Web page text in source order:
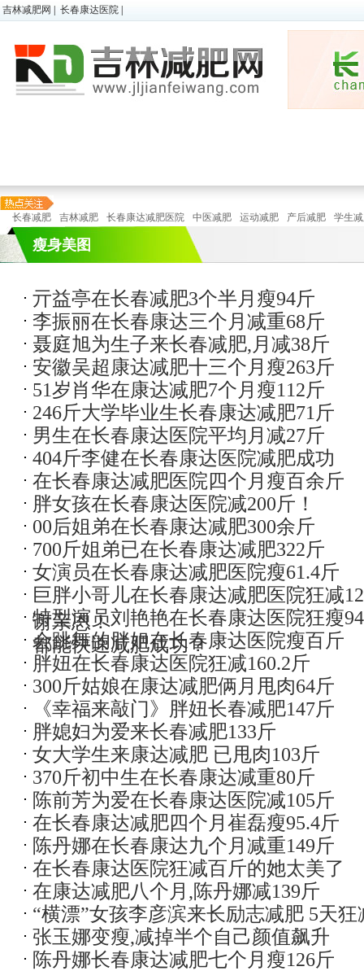
吉林减肥网 长春康达医院
特色减 运动
减肥
热点关注
长春减肥 吉林减肥 长春康达减肥医院 中医减肥 运动减肥 产后减肥 学生
瘦身美图
亓益亭在长春减肥3个半月瘦94斤
李振丽在长春康达三个月减重68斤
聂庭旭为生子来长春减肥,月减38斤
安徽吴超康达减肥十三个月瘦263斤
51岁肖华在康达减肥7个月瘦112斤
246斤大学毕业生长春康达减肥71斤
男生在长春康达医院平均月减27斤
404斤李健在长春康达医院减肥成功
在长春康达减肥医院四个月瘦百余斤
胖女孩在长春康达医院减200斤！
00后姐弟在长春康达减肥300余斤
700斤姐弟已在长春康达减肥322斤
女演员在长春康达减肥医院瘦61.4斤
巨胖小哥儿在长春康达减肥医院狂减
谢亲恩！
特型演员刘艳艳在长春康达医院狂瘦
都能快速减肥成功？
会跳舞的胖姐在长春康达医院瘦百斤
胖妞在长春康达医院狂减160.2斤
300斤姑娘在康达减肥俩月甩肉64斤
《幸福来敲门》胖妞长春减肥147斤
胖媳妇为爱来长春减肥133斤
女大学生来康达减肥 已甩肉103斤
370斤初中生在长春康达减重80斤
陈前芳为爱在长春康达医院减105斤
在长春康达减肥四个月崔磊瘦95.4斤
陈丹娜在长春康达九个月减重149斤
在长春康达医院狂减百斤的她太美了
在康达减肥八个月,陈丹娜减139斤
“横漂”女孩李彦滨来长励志减肥 5天狂
张玉娜变瘦,减掉半个自己颜值飙升
陈丹娜长春康达减肥七个月瘦126斤